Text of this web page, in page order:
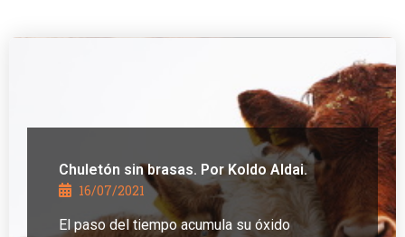
Chuletón sin brasas. Por Koldo Aldai.
16/07/2021
El paso del tiempo acumula su óxido